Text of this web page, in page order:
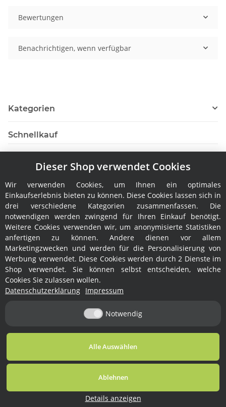
Bewertungen
Benachrichtigen, wenn verfügbar
Kategorien
Schnellkauf
Hersteller
Rechtliches
* Alle Preise inkl. gesetzlicher USt., zzgl.Versand
Dieser Shop verwendet Cookies
Wir verwenden Cookies, um Ihnen ein optimales
Einkaufserlebnis bieten zu können. Diese Cookies lassen sich in
drei verschiedene Kategorien zusammenfassen. Die
notwendigen werden zwingend für Ihren Einkauf benötigt.
Weitere Cookies verwenden wir, um anonymisierte Statistiken
anfertigen zu können. Andere dienen vor allem
Marketingzwecken und werden für die Personalisierung von
Werbung verwendet. Diese Cookies werden durch 2 Dienste im
Shop verwendet. Sie können selbst entscheiden, welche
Cookies Sie zulassen wollen.
Datenschutzerklärung Impressum
Notwendig
Alle Auswählen
Ablehnen
Details anzeigen